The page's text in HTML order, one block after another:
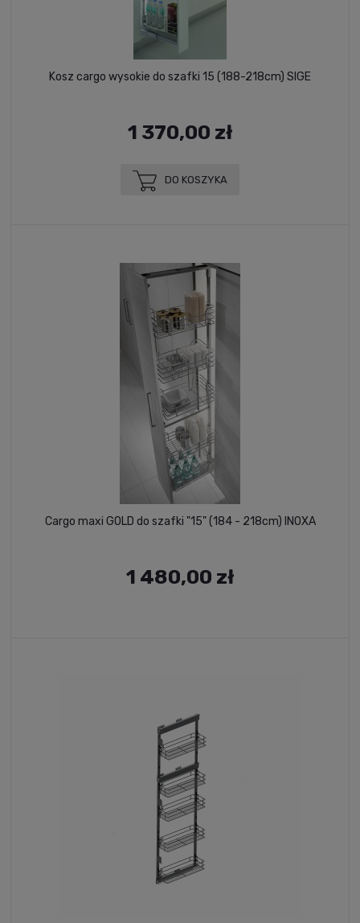
Kosz cargo wysokie do szafki 15 (188-218cm) SIGE
1 370,00 zł
DO KOSZYKA
Cargo maxi GOLD do szafki "15" (184 - 218cm) INOXA
1 480,00 zł